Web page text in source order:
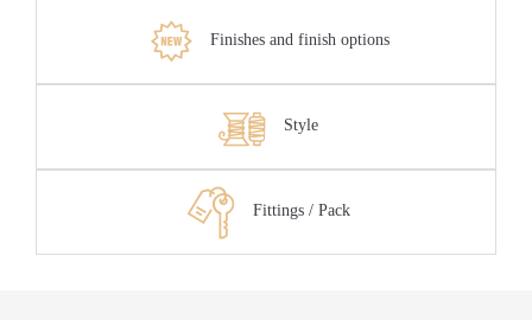
Finishes and finish options
Style
Fittings / Pack